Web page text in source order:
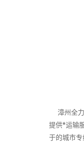
漳州全力
提供*运输
于的城市专